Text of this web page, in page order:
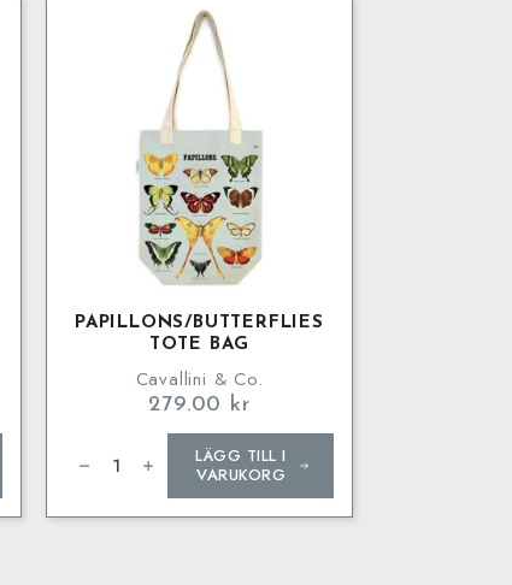
PAPILLONS/BUTTERFLIES
TOTE BAG
Cavallini & Co.
279.00 kr
Papillons/Butterflies
Bag
LÄGG TILL I
VARUKORG